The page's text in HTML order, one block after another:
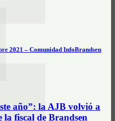
2021 – Comunidad InfoBrandsen
año”: la AJB volvió a
fiscal de Brandsen